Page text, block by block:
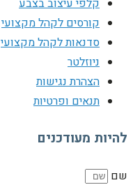
קלפי עיצוב בצבע
קורסים לקהל מקצועי
סדנאות לקהל מקצועי
ניוזלטר
הצהרת נגישות
תנאים ופרטיות
להיות מעודכנים
שם